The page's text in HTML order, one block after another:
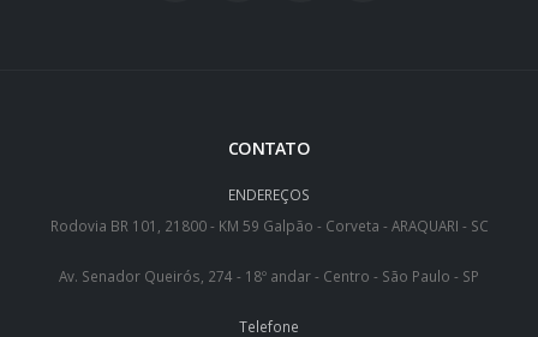
CONTATO
ENDEREÇOS
Rodovia BR 101, 21800 - KM 59 Galpão - Corveta - ARAQUARI - SC
Av. Senador Queirós, 274 - 18º andar - Centro - São Paulo - SP
Telefone